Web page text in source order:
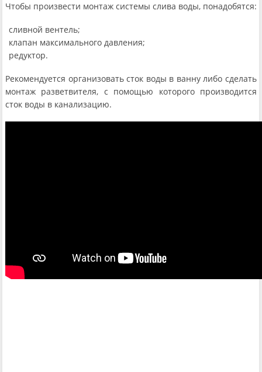
Чтобы произвести монтаж системы слива воды, понадобятся:
сливной вентель;
клапан максимального давления;
редуктор.
Рекомендуется организовать сток воды в ванну либо сделать
монтаж разветвителя, с помощью которого производится
сток воды в канализацию.